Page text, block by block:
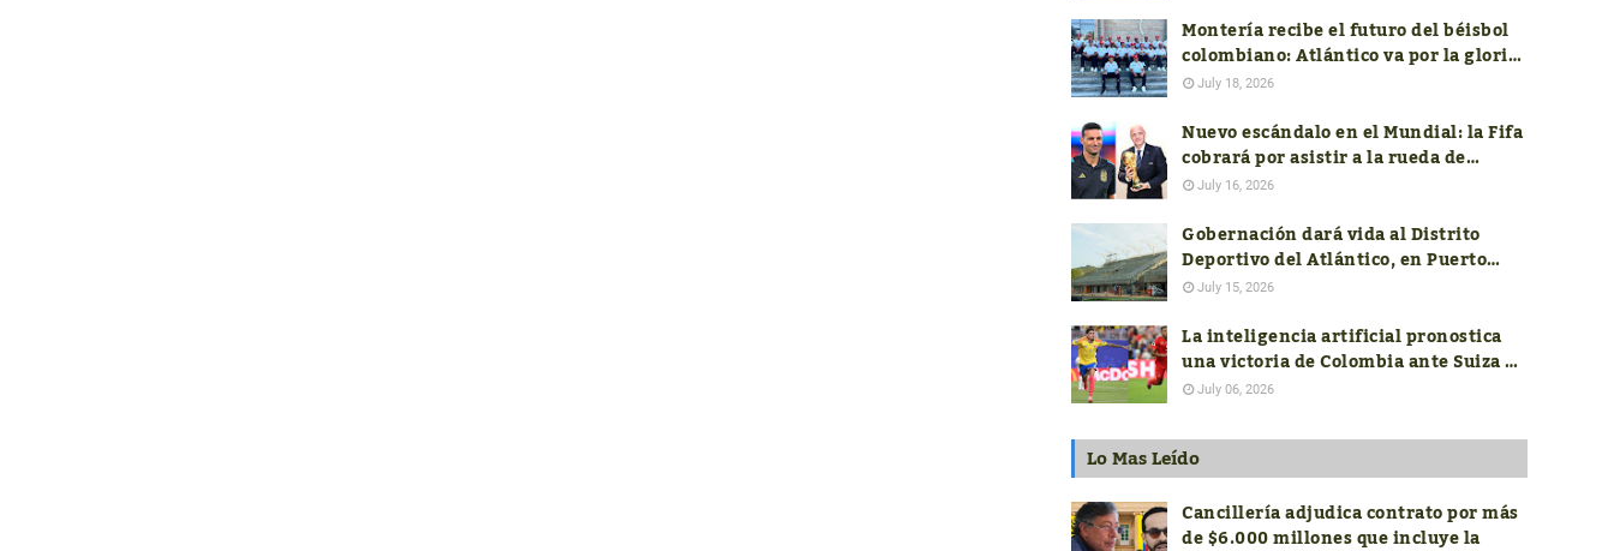
Montería recibe el futuro del béisbol
colombiano: Atlántico va por la gloria
en el Nacional Sub-18
July 18, 2026
Nuevo escándalo en el Mundial: la Fifa
cobrará por asistir a la rueda de
prensa de los técnicos finalistas
July 16, 2026
Gobernación dará vida al Distrito
Deportivo del Atlántico, en Puerto
Colombia
July 15, 2026
La inteligencia artificial pronostica
una victoria de Colombia ante Suiza en
el mundial FIFA 2026
July 06, 2026
Lo Mas Leído
Cancillería adjudica contrato por más
de $6.000 millones que incluye la